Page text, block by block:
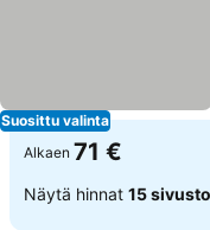
Suosittu valinta
Alkaen 71 €
Näytä hinnat 15